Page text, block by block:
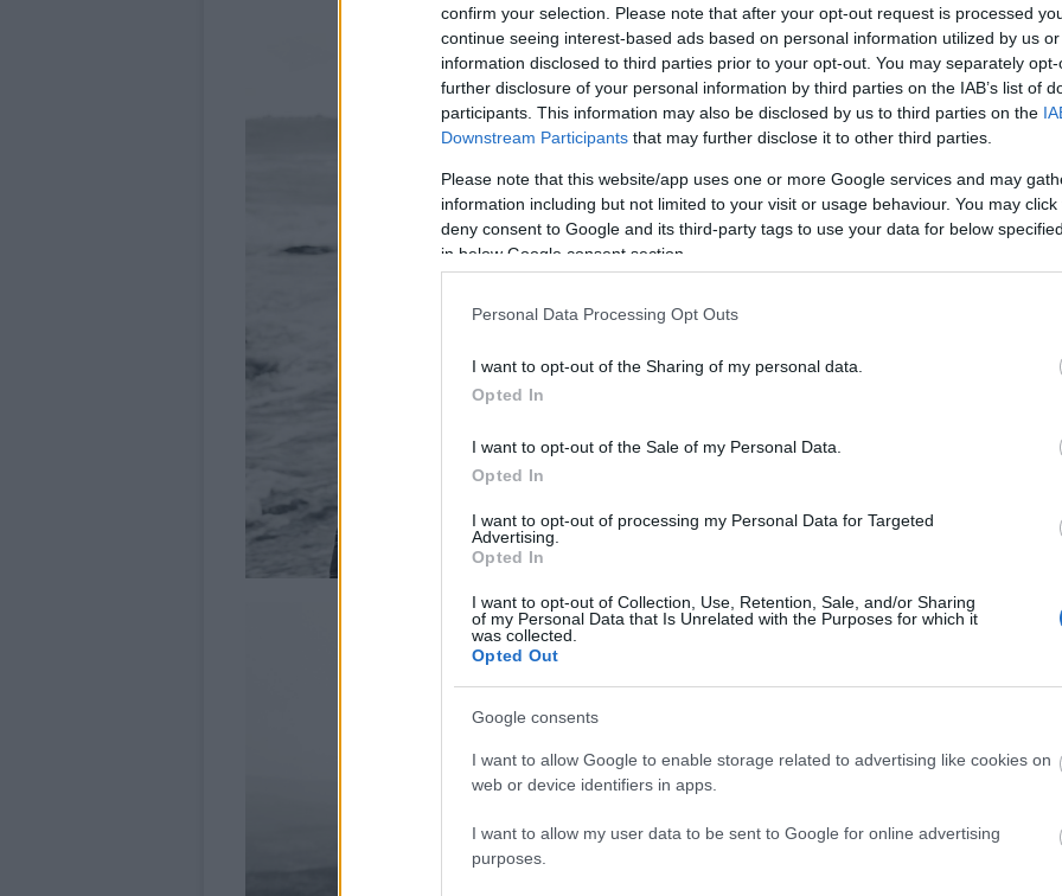
confirm your selection. Please note that after your opt-out request is processed
continue seeing interest-based ads based on personal information utilized by us
information disclosed to third parties prior to your opt-out. You may separately
further disclosure of your personal information by third parties on the IAB’s list of
participants. This information may also be disclosed by us to third parties on the
Downstream Participants that may further disclose it to other third parties.
Please note that this website/app uses one or more Google services and may
information including but not limited to your visit or usage behaviour. You may
deny consent to Google and its third-party tags to use your data for below
in below Google consent section.
Personal Data Processing Opt Outs
I want to opt-out of the Sharing of my personal data.
Opted In
I want to opt-out of the Sale of my Personal Data.
Opted In
I want to opt-out of processing my Personal Data for Targeted
Advertising.
Opted In
I want to opt-out of Collection, Use, Retention, Sale, and/or Sharing
of my Personal Data that Is Unrelated with the Purposes for which it
was collected.
Opted Out
Google consents
I want to allow Google to enable storage related to advertising like cookies on
web or device identifiers in apps.
I want to allow my user data to be sent to Google for online advertising
purposes.